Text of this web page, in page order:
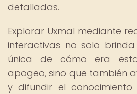
detalladas.
Explorar Uxmal mediante
interactivas no solo
única de cómo era
apogeo, sino que también
y difundir el